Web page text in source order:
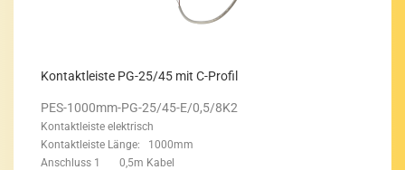
Kon­takt­leis­te PG-25/45 mit C-​Pro­fil
PES-​1000mm-PG-25/45-E/0,5/8K2
Kon­takt­leis­te elek­trisch
Kon­takt­leis­te Länge: 1000mm
An­schluss 1 0,5m Kabel